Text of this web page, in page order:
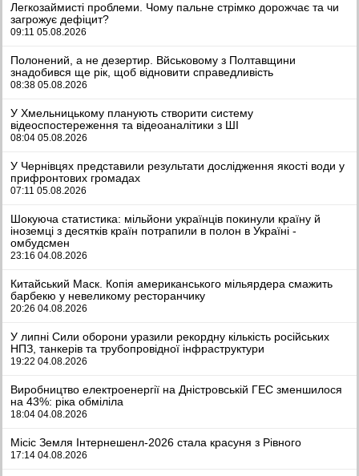
Легкозаймисті проблеми. Чому пальне стрімко дорожчає та чи
загрожує дефіцит?
09:11 05.08.2026
Полонений, а не дезертир. Вйськовому з Полтавщини
знадобився ще рік, щоб відновити справедливість
08:38 05.08.2026
У Хмельницькому планують створити систему
відеоспостереження та відеоаналітики з ШІ
08:04 05.08.2026
У Чернівцях представили результати дослідження якості води у
прифронтових громадах
07:11 05.08.2026
Шокуюча статистика: мільйони українців покинули країну й
іноземці з десятків країн потрапили в полон в Україні -
омбудсмен
23:16 04.08.2026
Китайський Маск. Копія американського мільярдера смажить
барбекю у невеликому ресторанчику
20:26 04.08.2026
У липні Сили оборони уразили рекордну кількість російських
НПЗ, танкерів та трубопровідної інфраструктури
19:22 04.08.2026
Виробництво електроенергії на Дністровській ГЕС зменшилося
на 43%: ріка обміліла
18:04 04.08.2026
Місіс Земля Інтернешенл-2026 стала красуня з Рівного
17:14 04.08.2026